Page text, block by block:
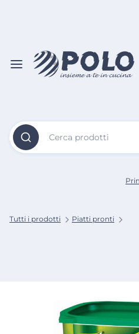
Cerca prodotti
Tutti i prodotti Piatti pronti